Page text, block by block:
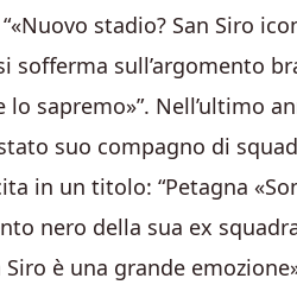
stadio? San Siro
sofferma sull’argomento
lo sapremo»”. Nell’ultimo
suo compagno di
in un titolo: “Petagna
nero della sua ex
è una grande